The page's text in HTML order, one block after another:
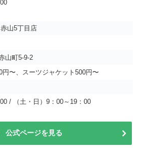
山5丁目店
山町5-9-2
円〜、スーツジャケット500円〜
/ （土・日）9：00～19：00
公式ページを見る